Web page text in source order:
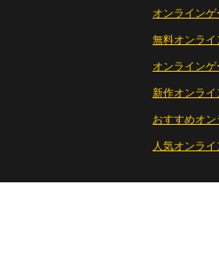
オンラインゲ
無料オンライ
オンライン
新作オンライ
おすすめオ
人気オンラ